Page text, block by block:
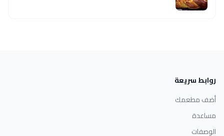
روابط سريعة
أضف مطعمك
مساعدة
الوصفات